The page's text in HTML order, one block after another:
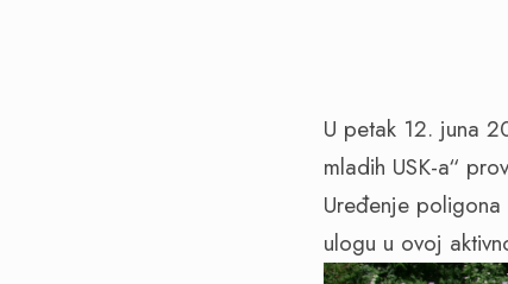
U petak 12. juna
mladih USK-a“
Uređenje
ulogu u ovoj